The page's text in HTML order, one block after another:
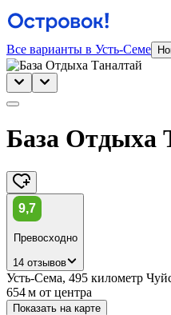
Все варианты в Усть-Семе
База Отдыха
9,7
Превосходно
14 отзывов
Усть-Сема, 495 километр
654 м от центра
Показать на карте